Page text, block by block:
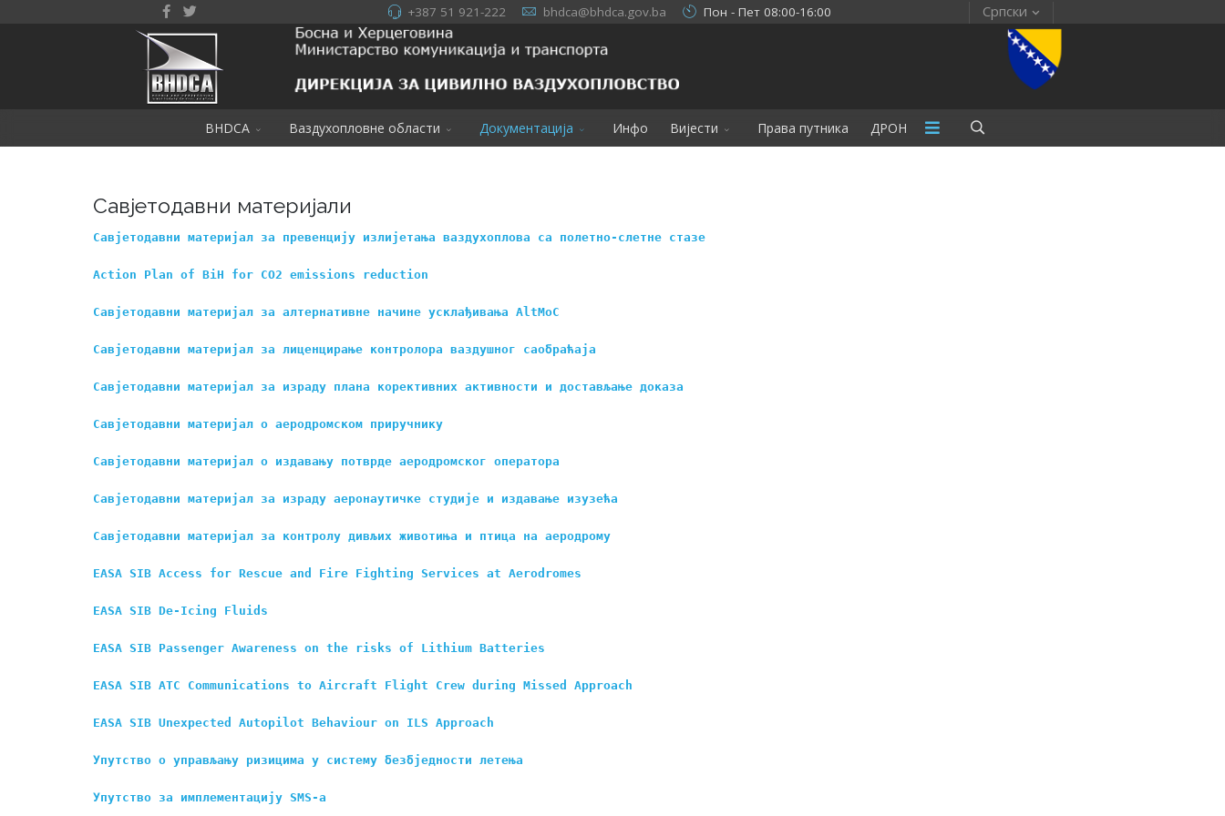
+387 51 921-222 bhdca@bhdca.gov.ba Пон - Пет 08:00-16:00 Српски
BHDCA Ваздухопловне области Документација Инфо Вијести Права путника ДРОН
Савјетодавни материјали
Савјетодавни материјал за превенцију излијетања ваздухоплова са полетно-слетне стазе
Action Plan of BiH for CO2 emissions reduction
Савјетодавни материјал за алтернативне начине усклађивања AltMoC
Савјетодавни материјал за лиценцирање контролора ваздушног саобраћаја
Савјетодавни материјал за израду плана корективних активности и достављање доказа
Савјетодавни материјал о аеродромском приручнику
Савјетодавни материјал о издавању потврде аеродромског оператора
Савјетодавни материјал за израду аеронаутичке студије и издавање изузећа
Савјетодавни материјал за контролу дивљих животиња и птица на аеродрому
EASA SIB Access for Rescue and Fire Fighting Services at Aerodromes
EASA SIB De-Icing Fluids
EASA SIB Passenger Awareness on the risks of Lithium Batteries
EASA SIB ATC Communications to Aircraft Flight Crew during Missed Approach
EASA SIB Unexpected Autopilot Behaviour on ILS Approach
Упутство о управљању ризицима у систему безбједности летења
Упутство за имплементацију SMS-a